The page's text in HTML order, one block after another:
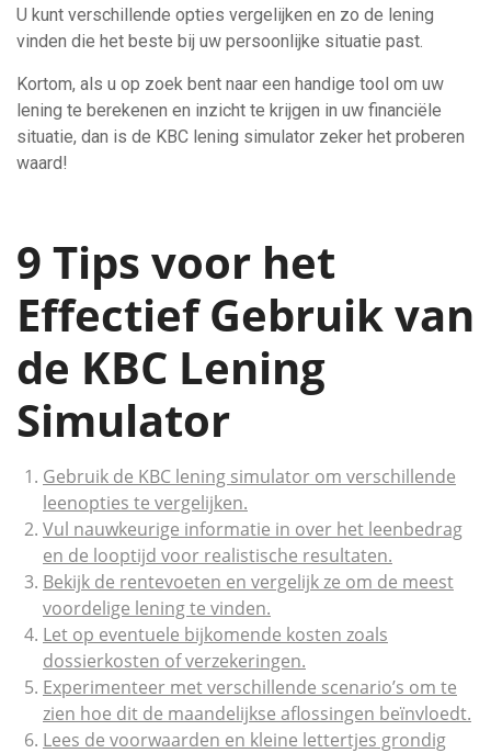
U kunt verschillende opties vergelijken en zo de lening
vinden die het beste bij uw persoonlijke situatie past.
Kortom, als u op zoek bent naar een handige tool om uw
lening te berekenen en inzicht te krijgen in uw financiële
situatie, dan is de KBC lening simulator zeker het proberen
waard!
9 Tips voor het
Effectief Gebruik van
de KBC Lening
Simulator
Gebruik de KBC lening simulator om verschillende
leenopties te vergelijken.
Vul nauwkeurige informatie in over het leenbedrag
en de looptijd voor realistische resultaten.
Bekijk de rentevoeten en vergelijk ze om de meest
voordelige lening te vinden.
Let op eventuele bijkomende kosten zoals
dossierkosten of verzekeringen.
Experimenteer met verschillende scenario’s om te
zien hoe dit de maandelijkse aflossingen beïnvloedt.
Lees de voorwaarden en kleine lettertjes grondig